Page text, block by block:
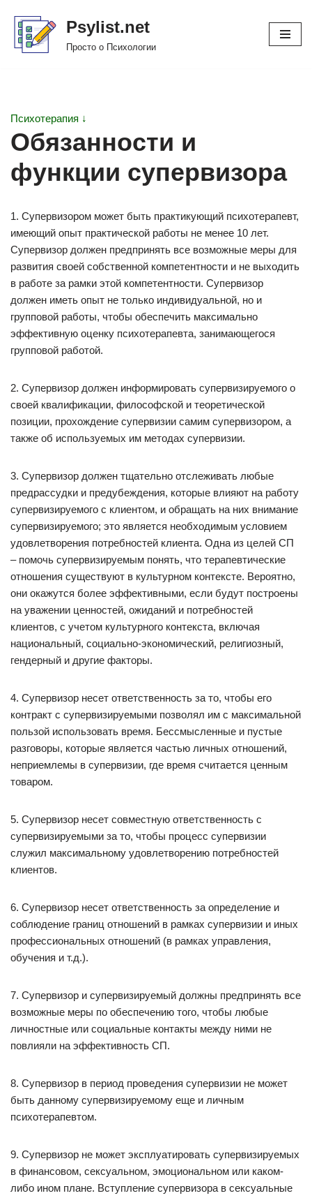
Перейти
Psylist.net
Просто о Психологии
Психотерапия ↓
Обязанности и
функции супервизора
1. Супервизором может быть практикующий психотерапевт,
имеющий опыт практической работы не менее 10 лет.
Супервизор должен предпринять все возможные меры для
развития своей собственной компетентности и не выходить
в работе за рамки этой компетентности. Супервизор
должен иметь опыт не только индивидуальной, но и
групповой работы, чтобы обеспечить максимально
эффективную оценку психотерапевта, занимающегося
групповой работой.
2. Супервизор должен информировать супервизируемого о
своей квалификации, философской и теоретической
позиции, прохождение супервизии самим супервизором, а
также об используемых им методах супервизии.
3. Супервизор должен тщательно отслеживать любые
предрассудки и предубеждения, которые влияют на работу
супервизируемого с клиентом, и обращать на них внимание
супервизируемого; это является необходимым условием
удовлетворения потребностей клиента. Одна из целей СП
– помочь супервизируемым понять, что терапевтические
отношения существуют в культурном контексте. Вероятно,
они окажутся более эффективными, если будут построены
на уважении ценностей, ожиданий и потребностей
клиентов, с учетом культурного контекста, включая
национальный, социально-экономический, религиозный,
гендерный и другие факторы.
4. Супервизор несет ответственность за то, чтобы его
контракт с супервизируемыми позволял им с максимальной
пользой использовать время. Бессмысленные и пустые
разговоры, которые является частью личных отношений,
неприемлемы в супервизии, где время считается ценным
товаром.
5. Супервизор несет совместную ответственность с
супервизируемыми за то, чтобы процесс супервизии
служил максимальному удовлетворению потребностей
клиентов.
6. Супервизор несет ответственность за определение и
соблюдение границ отношений в рамках супервизии и иных
профессиональных отношений (в рамках управления,
обучения и т.д.).
7. Супервизор и супервизируемый должны предпринять все
возможные меры по обеспечению того, чтобы любые
личностные или социальные контакты между ними не
повлияли на эффективность СП.
8. Супервизор в период проведения супервизии не может
быть данному супервизируемому еще и личным
психотерапевтом.
9. Супервизор не может эксплуатировать супервизируемых
в финансовом, сексуальном, эмоциональном или каком-
либо ином плане. Вступление супервизора в сексуальные